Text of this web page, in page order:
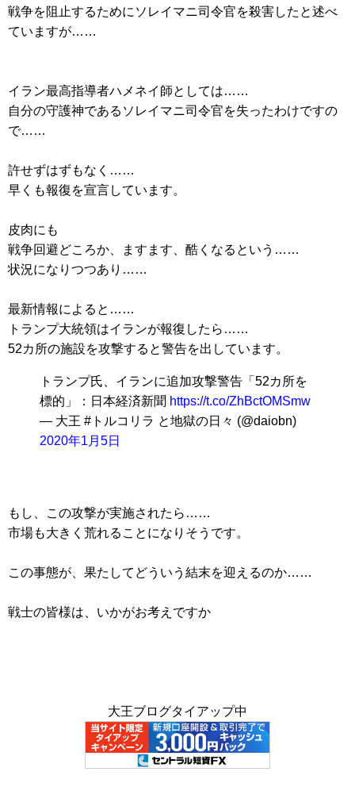
戦争を阻止するためにソレイマニ司令官を殺害したと述べ
ていますが……
イラン最高指導者ハメネイ師としては……
自分の守護神であるソレイマニ司令官を失ったわけですの
で……
許せずはずもなく……
早くも報復を宣言しています。
皮肉にも
戦争回避どころか、ますます、酷くなるという……
状況になりつつあり……
最新情報によると……
トランプ大統領はイランが報復したら……
52カ所の施設を攻撃すると警告を出しています。
トランプ氏、イランに追加攻撃警告「52カ所を
標的」：日本経済新聞 https://t.co/ZhBctOMSmw
— 大王 #トルコリラ と地獄の日々 (@daiobn)
2020年1月5日
もし、この攻撃が実施されたら……
市場も大きく荒れることになりそうです。
この事態が、果たしてどういう結末を迎えるのか……
戦士の皆様は、いかがお考えですか
大王ブログタイアップ中